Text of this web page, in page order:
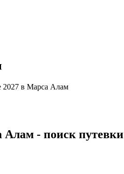
в Марса Алам
- поиск путевки